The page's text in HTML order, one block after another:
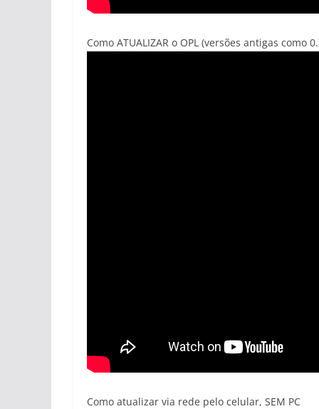
Como ATUALIZAR o OPL (versões antigas como
Como atualizar via rede pelo celular, SEM PC